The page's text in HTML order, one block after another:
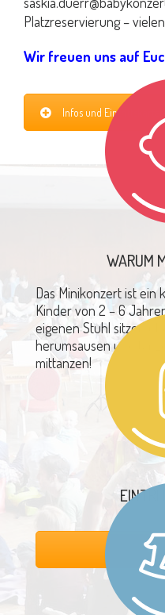
Platzreservierung –
Wir freuen uns auf
Infos und Eintrittskarten
WARUM
Das Minikonzert ist ein
Kinder von 2 – 6
eigenen Stuhl sitzen
herumsausen und
mittanzen!